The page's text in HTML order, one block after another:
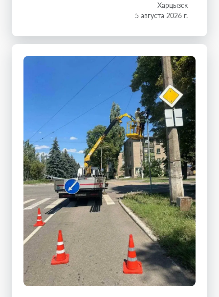
Харцызск
5 августа 2026 г.